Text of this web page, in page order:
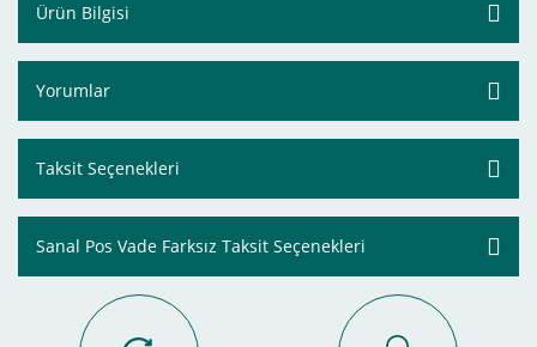
Ürün Bilgisi
Yorumlar
Taksit Seçenekleri
Sanal Pos Vade Farksız Taksit Seçenekleri